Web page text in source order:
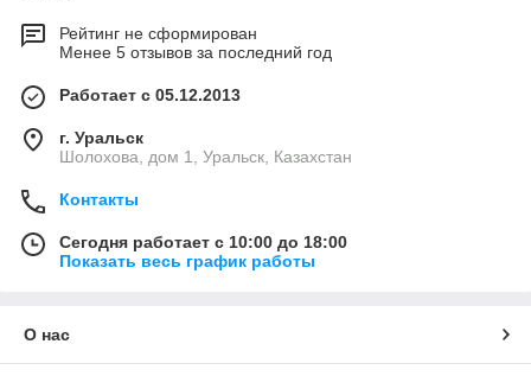
Рейтинг не сформирован
Менее 5 отзывов за последний год
Работает с 05.12.2013
г. Уральск
Шолохова, дом 1, Уральск, Казахстан
Контакты
Сегодня работает с 10:00 до 18:00
Показать весь график работы
О нас